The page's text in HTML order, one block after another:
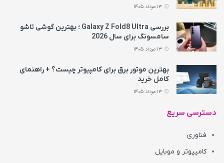
بررسی Galaxy Z Fold8 Ultra ؛ بهترین گوشی تاشو
سامسونگ برای سال 2026
بهترین موتور برق برای کامپیوتر چیست؟ + راهنمای
کامل خرید
دسترسی سریع
فناوری
کامپیوتر و موبایل